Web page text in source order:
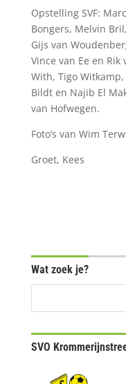
Opstelling SVF:
Bongers, Melvin
Gijs van
Vince van Ee en
With, Tigo
Bildt en Najib El
van Hofwegen.
Foto’s van Wim
Groet, Kees
Wat zoek je?
SVO